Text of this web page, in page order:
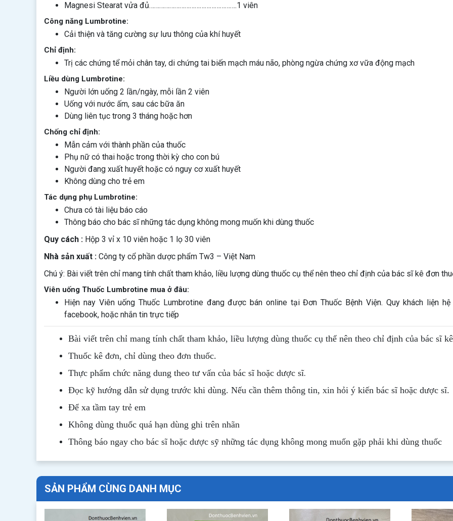
Magnesi Stearat vửa đủ…………………………………………….1 viên
Công năng Lumbrotine:
Cải thiện và tăng cường sự lưu thông của khí huyết
Chỉ định:
Trị các chứng tể mỏi chân tay, di chứng tai biến mạch máu não, phòng ngừa chứng xơ vữa động mạch
Liều dùng Lumbrotine:
Người lớn uống 2 lần/ngày, mỗi lần 2 viên
Uống với nước ấm, sau các bữa ăn
Dùng liên tục trong 3 tháng hoặc hơn
Chống chỉ định:
Mẫn cảm với thành phần của thuốc
Phụ nữ có thai hoặc trong thời kỳ cho con bú
Người đang xuất huyết hoặc có nguy cơ xuất huyết
Không dùng cho trẻ em
Tác dụng phụ Lumbrotine:
Chưa có tài liệu báo cáo
Thông báo cho bác sĩ những tác dụng không mong muốn khi dùng thuốc
Quy cách : Hộp 3 vỉ x 10 viên hoặc 1 lọ 30 viên
Nhà sản xuất : Công ty cổ phần dược phẩm Tw3 – Việt Nam
Chú ý: Bài viết trên chỉ mang tính chất tham khảo, liều lượng dùng thuốc cụ thể nên theo chỉ định của bác sĩ kê đơn
Viên uống Thuốc Lumbrotine mua ở đâu:
Hiện nay Viên uống Thuốc Lumbrotine đang được bán online tại Đơn Thuốc Bệnh Viện. Quy khách liện
facebook, hoặc nhắn tin trực tiếp
Bài viết trên chỉ mang tính chất tham khảo, liều lượng dùng thuốc cụ thể nên theo chỉ định của bác sĩ
Thuốc kê đơn, chỉ dùng theo đơn thuốc.
Thực phẩm chức năng dung theo tư vấn của bác sĩ hoặc dược sĩ.
Đọc kỹ hướng dẫn sử dụng trước khi dùng. Nếu cần thêm thông tin, xin hỏi ý kiến bác sĩ hoặc dược sĩ.
Để xa tầm tay trẻ em
Không dùng thuốc quá hạn dùng ghi trên nhãn
Thông báo ngay cho bác sĩ hoặc dược sỹ những tác dụng không mong muốn gặp phải khi dùng thuốc
SẢN PHẨM CÙNG DANH MỤC